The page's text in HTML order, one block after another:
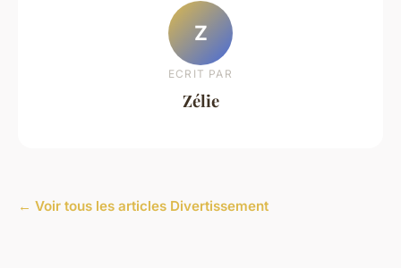
Z
ECRIT PAR
Zélie
← Voir tous les articles Divertissement